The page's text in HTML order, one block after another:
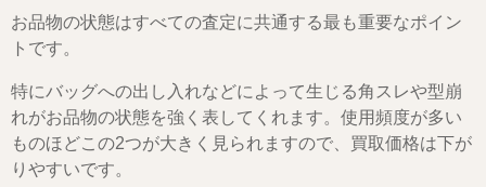
お品物の状態はすべての査定に共通する最も重要なポイン
トです。
特にバッグへの出し入れなどによって生じる角スレや型崩
れがお品物の状態を強く表してくれます。使用頻度が多い
ものほどこの2つが大きく見られますので、買取価格は下が
りやすいです。